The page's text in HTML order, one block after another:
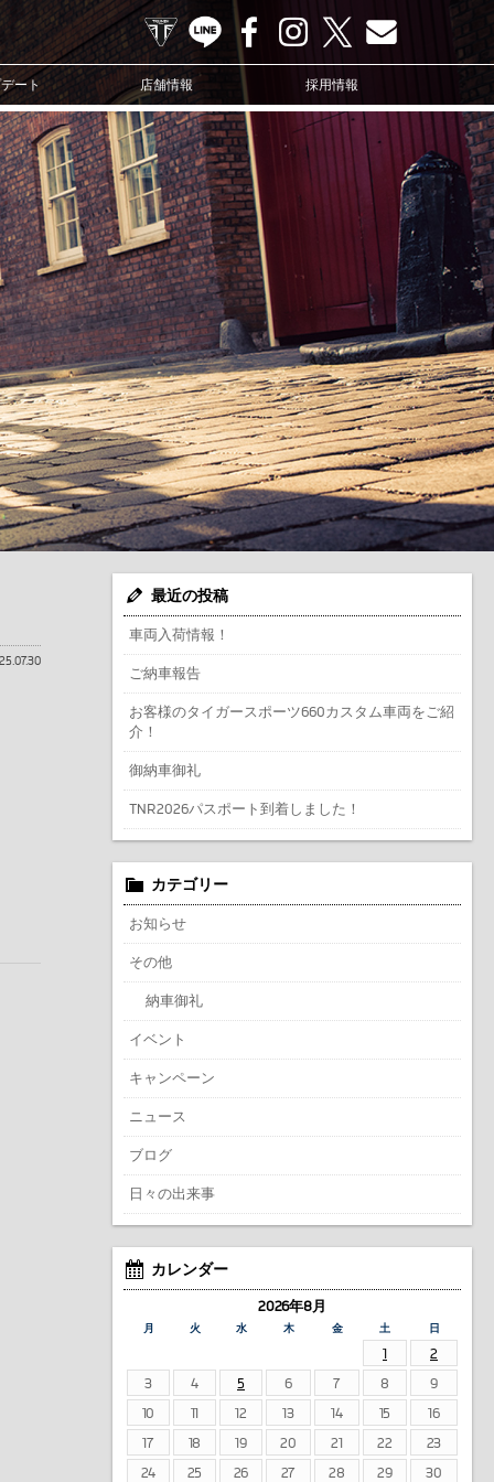
TRIUMPH OFFICIAL SITE
LINE FacebookInstagram Contact us
ート 店舗情報 採用情報
最近の投稿
車両入荷情報！
ご納車報告
お客様のタイガースポーツ660カスタム車両をご紹
介！
御納車御礼
TNR2026パスポート到着しました！
カテゴリー
お知らせ
その他
納車御礼
イベント
キャンペーン
ニュース
ブログ
日々の出来事
カレンダー
2026年8月
月 火 水 木 金 土 日
1
2
3
4 5 6 7 8
9
10
11 12 13 14 15
16
17
18 19 20 21 22
23
24
25 26 27 28 29 30